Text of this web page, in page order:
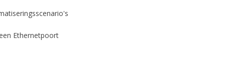
Ethernetpoort